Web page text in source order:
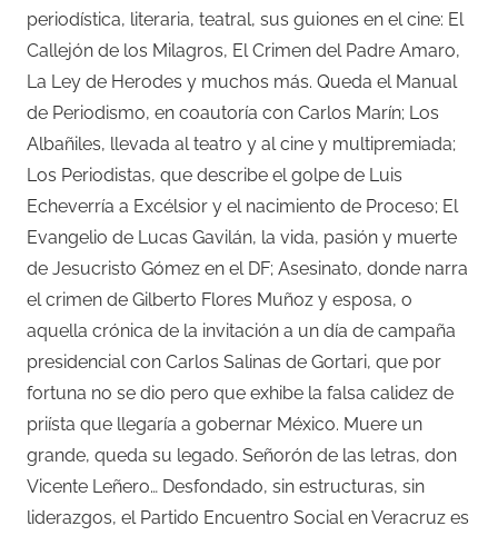
periodística, literaria, teatral, sus guiones en el cine: El
Callejón de los Milagros, El Crimen del Padre Amaro,
La Ley de Herodes y muchos más. Queda el Manual
de Periodismo, en coautoría con Carlos Marín; Los
Albañiles, llevada al teatro y al cine y multipremiada;
Los Periodistas, que describe el golpe de Luis
Echeverría a Excélsior y el nacimiento de Proceso; El
Evangelio de Lucas Gavilán, la vida, pasión y muerte
de Jesucristo Gómez en el DF; Asesinato, donde narra
el crimen de Gilberto Flores Muñoz y esposa, o
aquella crónica de la invitación a un día de campaña
presidencial con Carlos Salinas de Gortari, que por
fortuna no se dio pero que exhibe la falsa calidez de
priísta que llegaría a gobernar México. Muere un
grande, queda su legado. Señorón de las letras, don
Vicente Leñero… Desfondado, sin estructuras, sin
liderazgos, el Partido Encuentro Social en Veracruz es